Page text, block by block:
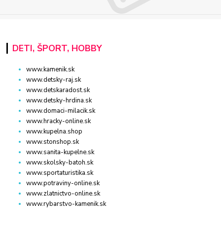
DETI, ŠPORT, HOBBY
www.kamenik.sk
www.detsky-raj.sk
www.detskaradost.sk
www.detsky-hrdina.sk
www.domaci-milacik.sk
www.hracky-online.sk
www.kupelna.shop
www.stonshop.sk
www.sanita-kupelne.sk
www.skolsky-batoh.sk
www.sportaturistika.sk
www.potraviny-online.sk
www.zlatnictvo-online.sk
www.rybarstvo-kamenik.sk